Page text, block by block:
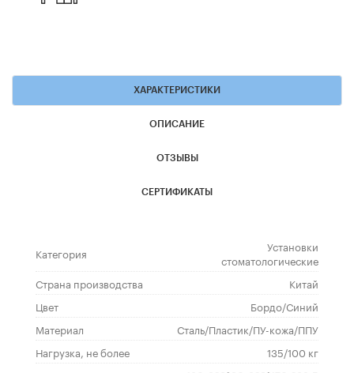
ХАРАКТЕРИСТИКИ
ОПИСАНИЕ
ОТЗЫВЫ
СЕРТИФИКАТЫ
Категория
Установки
стоматологические
Страна производства
Китай
Цвет
Бордо/Синий
Материал
Сталь/Пластик/ПУ-кожа/ППУ
Нагрузка, не более
135/100 кг